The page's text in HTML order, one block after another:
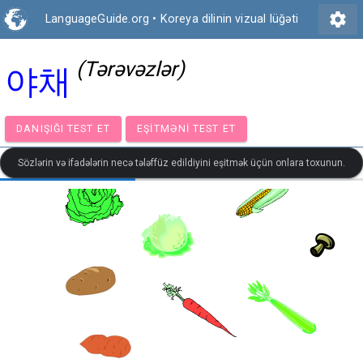
LanguageGuide.org • Koreya dilinin vizual lüğəti settings
야채 (Tərəvəzlər)
DANIŞIĞI TEST ET EŞITMƏNI TEST ET
Sözlərin və ifadələrin necə tələffüz edildiyini eşitmək üçün onlara toxunun.